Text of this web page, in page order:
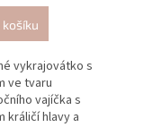
košíku
vykrajovátko s
ve tvaru
vajíčka s
králičí hlavy a